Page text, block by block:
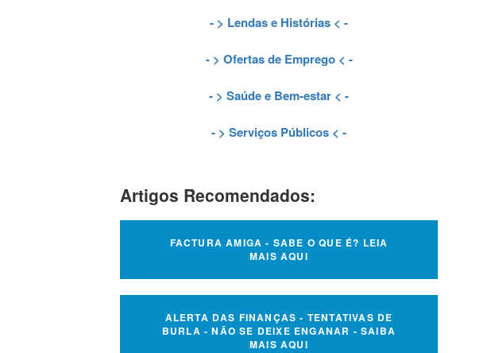
- > Lendas e Histórias < -
- > Ofertas de Emprego< -
- > Saúde e Bem-estar < -
- > Serviços Públicos < -
Artigos Recomendados:
FACTURA AMIGA - SABE O QUE É? LEIA
MAIS AQUI
ALERTA DAS FINANÇAS - TENTATIVAS DE
BURLA - NÃO SE DEIXE ENGANAR - SAIBA
MAIS AQUI